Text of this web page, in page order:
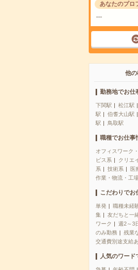
あなたのプロ
---
他
勤務地でお仕
下関駅 松江駅
駅
伯耆大山駅
駅
鳥取駅
職種でお仕事
オフィスワーク
ビス系
クリエ
系
技術系 医
作業・物流・工
こだわりでお
単発 職種未経
集
友だちと一
ワーク
週2～3
のみ勤務
残業
交通費別途支給
人気のワード